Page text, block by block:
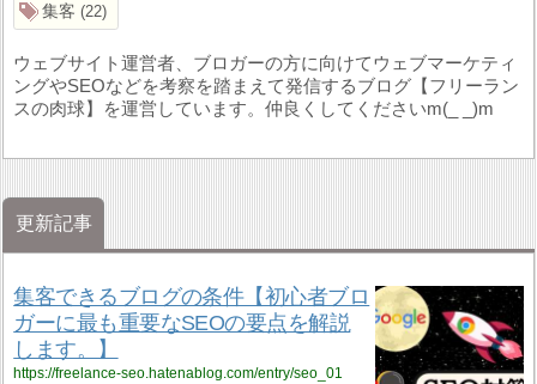
集客 22
ウェブサイト運営者、ブロガーの方に向けてウェブマーケティ
ングやSEOなどを考察を踏まえて発信するブログ【フリーラン
スの肉球】を運営しています。仲良くしてくださいm(_ _)m
更新記事
集客できるブログの条件【初心者ブロ
ガーに最も重要なSEOの要点を解説
します。】
https://freelance-seo.hatenablog.com/entry/seo_01